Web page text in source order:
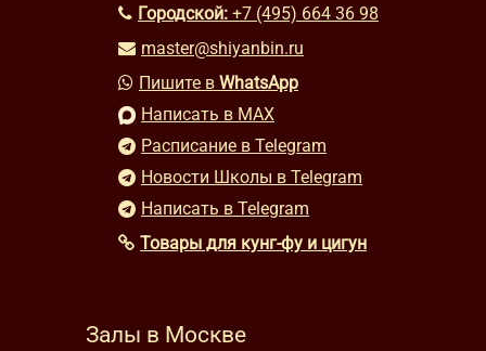
Городской: +7 (495) 664 36 98
master@shiyanbin.ru
Пишите в WhatsApp
Написать в MAX
Расписание в Telegram
Новости Школы в Telegram
Написать в Telegram
Товары для кунг-фу и цигун
Залы в Москве